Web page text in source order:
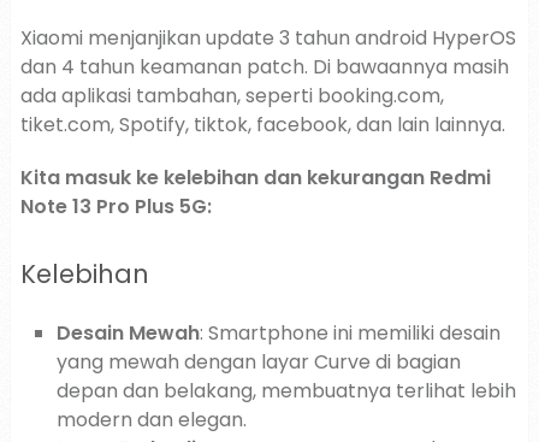
Xiaomi menjanjikan update 3 tahun android HyperOS
dan 4 tahun keamanan patch. Di bawaannya masih
ada aplikasi tambahan, seperti booking.com,
tiket.com, Spotify, tiktok, facebook, dan lain lainnya.
Kita masuk ke kelebihan dan kekurangan Redmi
Note 13 Pro Plus 5G:
Kelebihan
Desain Mewah: Smartphone ini memiliki desain
yang mewah dengan layar Curve di bagian
depan dan belakang, membuatnya terlihat lebih
modern dan elegan.